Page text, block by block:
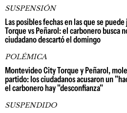
SUSPENSIÓN
Las posibles fechas en las que se
Torque vs Peñarol: el carbonero busca
ciudadano descartó el domingo
POLÉMICA
Montevideo City Torque y Peñarol,
partido: los ciudadanos acusaron un
el carbonero hay "desconfianza"
SUSPENDIDO